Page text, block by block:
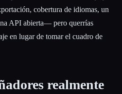
cobertura de idiomas, un
API abierta— pero querrías
en lugar de tomar el cuadro de
realmente